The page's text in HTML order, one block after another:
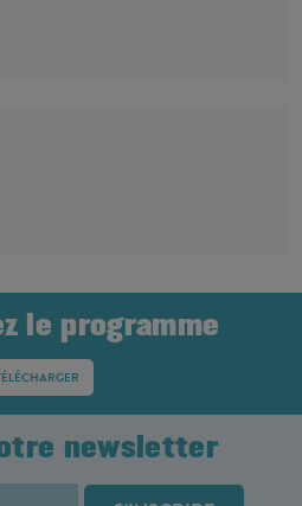
le programme
newsletter